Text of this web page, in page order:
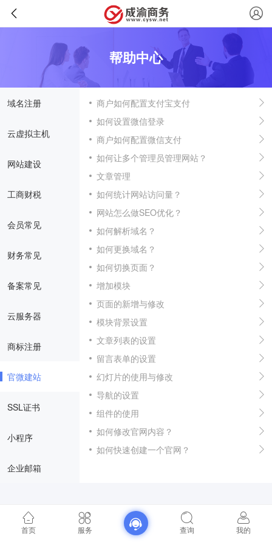
帮助中心
域名注册
云虚拟主机
网站建设
工商财税
会员常见
财务常见
备案常见
云服务器
商标注册
官微建站
SSL证书
小程序
企业邮箱
商户如何配置支付宝支付
如何设置微信登录
商户如何配置微信支付
如何让多个管理员管理网站？
文章管理
如何统计网站访问量？
网站怎么做SEO优化？
如何解析域名？
如何更换域名？
如何切换页面？
增加模块
页面的新增与修改
模块背景设置
文章列表的设置
留言表单的设置
幻灯片的使用与修改
导航的设置
组件的使用
如何修改官网内容？
如何快速创建一个官网？
首页 服务 查询 我的